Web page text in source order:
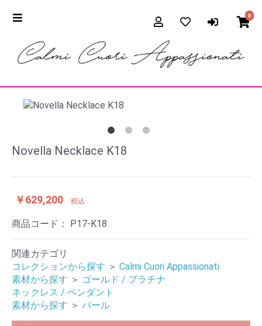
0
Novella Necklace K18
￥629,200 税込
商品コード： P17-K18
関連カテゴリ
コレクションから探す ＞ Calmi Cuori Appassionati
素材から探す ＞ ゴールド / プラチナ
ネックレス / ペンダント
素材から探す ＞ パール